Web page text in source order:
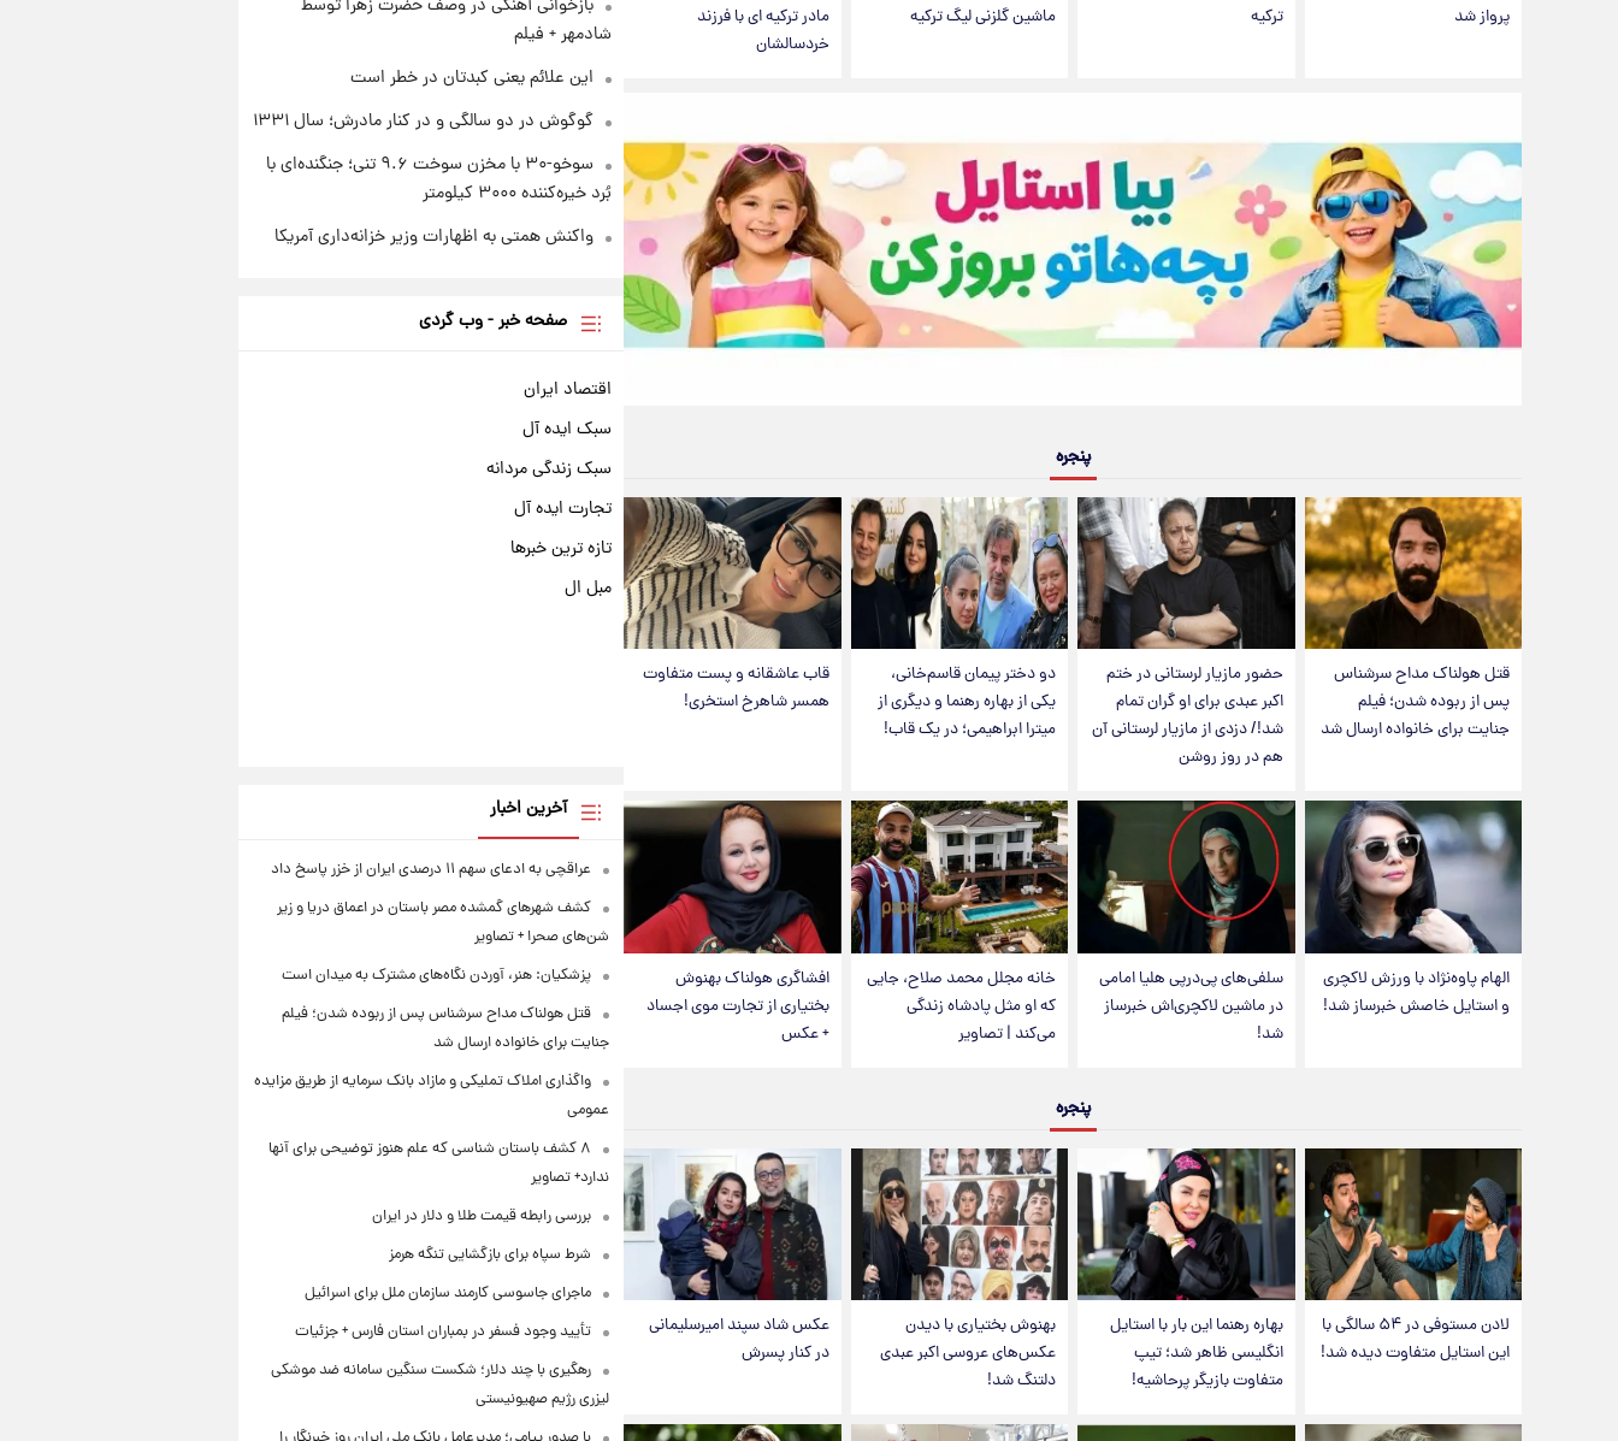
پرواز شد
ترکیه
ماشین گلزنی لیگ ترکیه
مادر ترکیه ای با فرزند
خردسالشان
پنجره
قتل هولناک مداح سرشناس
پس از ربوده شدن؛ فیلم
جنایت برای خانواده ارسال شد
حضور مازیار لرستانی در ختم
اکبر عبدی برای او گران تمام
شد!/ دزدی از مازیار لرستانی آن
هم در روز روشن
دو دختر پیمان قاسم‌خانی،
یکی از بهاره رهنما و دیگری از
میترا ابراهیمی؛ در یک قاب!
قاب عاشقانه و پست متفاوت
همسر شاهرخ استخری!
الهام پاوه‌نژاد با ورزش لاکچری
و استایل خاصش خبرساز شد!
سلفی‌های پی‌درپی هلیا امامی
در ماشین لاکچری‌اش خبرساز
شد!
خانه مجلل محمد صلاح، جایی
که او مثل پادشاه زندگی
می‌کند | تصاویر
افشاگری هولناک بهنوش
بختیاری از تجارت موی اجساد
+ عکس
پنجره
لادن مستوفی در ۵۴ سالگی با
این استایل متفاوت دیده شد!
بهاره رهنما این بار با استایل
انگلیسی ظاهر شد؛ تیپ
متفاوت بازیگر پرحاشیه!
بهنوش بختیاری با دیدن
عکس‌های عروسی اکبر عبدی
دلتنگ شد!
عکس شاد سپند امیرسلیمانی
در کنار پسرش
بازخوانی آهنگی در وصف حضرت زهرا توسط
شادمهر + فیلم
این علائم یعنی کبدتان در خطر است
گوگوش در دو سالگی و در کنار مادرش؛ سال ۱۳۳۱
سوخو-۳۰ با مخزن سوخت ۹.۶ تنی؛ جنگنده‌ای با
بُرد خیره‌کننده ۳۰۰۰ کیلومتر
واکنش همتی به اظهارات وزیر خزانه‌داری آمریکا
صفحه خبر - وب گردی
اقتصاد ایران
سبک ایده آل
سبک زندگی مردانه
تجارت ایده آل
تازه ترین خبرها
مبل ال
آخرین اخبار
عراقچی به ادعای سهم ۱۱ درصدی ایران از خزر پاسخ داد
کشف شهرهای گمشده مصر باستان در اعماق دریا و زیر
شن‌های صحرا + تصاویر
پزشکیان: هنر، آوردن نگاه‌های مشترک به میدان است
قتل هولناک مداح سرشناس پس از ربوده شدن؛ فیلم
جنایت برای خانواده ارسال شد
واگذاری املاک تملیکی و مازاد بانک سرمایه از طریق مزایده
عمومی
۸ کشف باستان شناسی که علم هنوز توضیحی برای آنها
ندارد+ تصاویر
بررسی رابطه قیمت طلا و دلار در ایران
شرط سپاه برای بازگشایی تنگه هرمز
ماجرای جاسوسی کارمند سازمان ملل برای اسرائیل
تأیید وجود فسفر در بمباران استان فارس + جزئیات
رهگیری با چند دلار؛ شکست سنگین سامانه ضد موشکی
لیزری رژیم صهیونیستی